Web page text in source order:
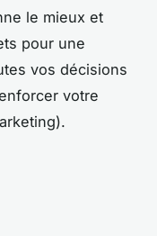
le mieux et
pour une
vos décisions
votre